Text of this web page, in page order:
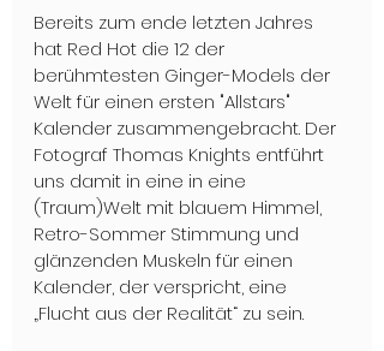
Bereits zum ende letzten Jahres
hat Red Hot die 12 der
berühmtesten Ginger-Models der
Welt für einen ersten "Allstars"
Kalender zusammengebracht. Der
Fotograf Thomas Knights entführt
uns damit in eine in eine
(Traum)Welt mit blauem Himmel,
Retro-Sommer Stimmung und
glänzenden Muskeln für einen
Kalender, der verspricht, eine
„Flucht aus der Realität“ zu sein.